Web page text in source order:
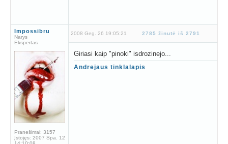
Impossibru
Narys
Ekspertas
Pranešimai: 3157
Įstojęs: 2007 Spa. 12
2008 Geg. 26 19:05:21 2785 žinutė iš 2791
Giriasi kaip "pinoki" isdrozinejo...
Andrejaus tinklalapis